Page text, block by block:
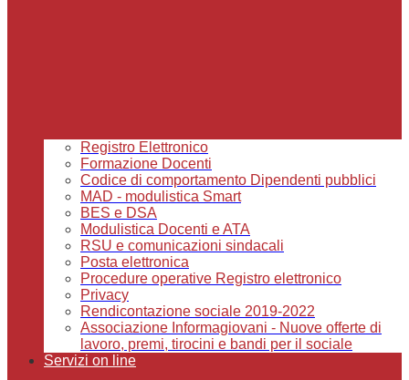
Registro Elettronico
Formazione Docenti
Codice di comportamento Dipendenti pubblici
MAD - modulistica Smart
BES e DSA
Modulistica Docenti e ATA
RSU e comunicazioni sindacali
Posta elettronica
Procedure operative Registro elettronico
Privacy
Rendicontazione sociale 2019-2022
Associazione Informagiovani - Nuove offerte di
lavoro, premi, tirocini e bandi per il sociale
Servizi on line